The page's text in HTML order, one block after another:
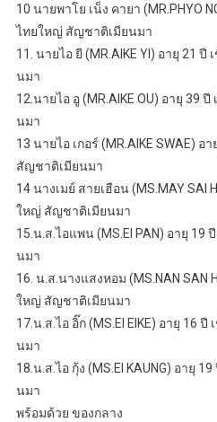
10 นายพาโย เน็ง คายา (MR.PHYO
ไทยใหญ่ สัญชาติเมียนมา
11. นายไอ ยี (MR.AIKE YI) อายุ 21
นมา
12.นายไอ อู (MR.AIKE OU) อายุ 39
นมา
13 นายไอ เกอร์ (MR.AIKE SWAE)
สัญชาติเมียนมา
14 นางเมย์ สายเฮือน (MS.MAY SAI
ใหญ่ สัญชาติเมียนมา
15.น.ส.ไอแพน (MS.EI PAN) อายุ
นมา
16. น.ส.นางแสงหอม (MS.NAN SAN
ใหญ่ สัญชาติเมียนมา
17.น.ส.ไอ อิ๊ก (MS.EI EIKE) อายุ 16
นมา
18.น.ส.ไอ กุ้ง (MS.EI KAUNG) อายุ
นมา
พร้อมด้วย ของกลาง